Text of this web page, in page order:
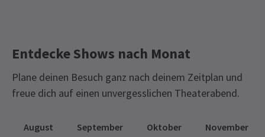
Entdecke Shows nach Monat
Plane deinen Besuch ganz nach deinem Zeitplan und
freue dich auf einen unvergesslichen Theaterabend.
August September Oktober November